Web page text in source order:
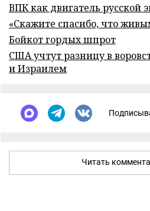
ВПК как двигатель русской
«Скажите спасибо, что
Бойкот гордых шпрот
США учтут разницу в
и Израилем
Читать